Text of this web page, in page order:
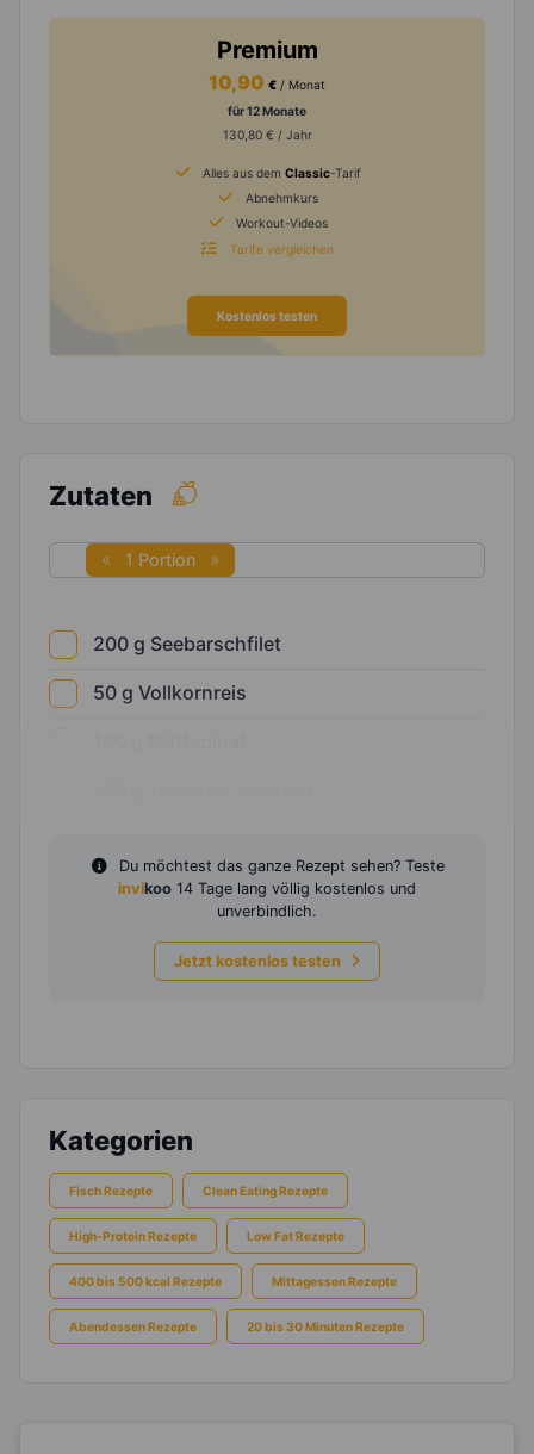
Premium
10,90 € / Monat
für 12 Monate
130,80 € / Jahr
Alles aus dem Classic-Tarif
Abnehmkurs
Workout-Videos
Tarife vergleichen
Kostenlos testen
Zutaten
1 Portion
200 g Seebarschfilet
50 g Vollkornreis
Du möchtest das ganze Rezept sehen? Teste
invikoo 14 Tage lang völlig kostenlos und
unverbindlich.
Jetzt kostenlos testen
Kategorien
Fisch Rezepte Clean Eating Rezepte
High-Protein Rezepte Low Fat Rezepte
400 bis 500 kcal Rezepte Mittagessen Rezepte
Abendessen Rezepte 20 bis 30 Minuten Rezepte